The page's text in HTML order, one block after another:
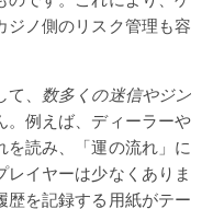
ジノ側のリスク管理も容
、 数多くの迷信やジン
。例えば、ディーラーや
を読み、「運の流れ」に
イヤーは少なくありま
歴を記録する用紙がテー